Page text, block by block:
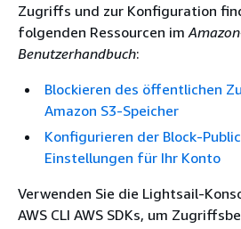
Zugriffs und zur Konfiguration
folgenden Ressourcen im
Benutzerhandbuch:
Blockieren des öffentlichen
Amazon S3-Speicher
Konfigurieren der Block-
Einstellungen für Ihr Konto
Verwenden Sie die Lightsail-
AWS CLI AWS SDKs, um